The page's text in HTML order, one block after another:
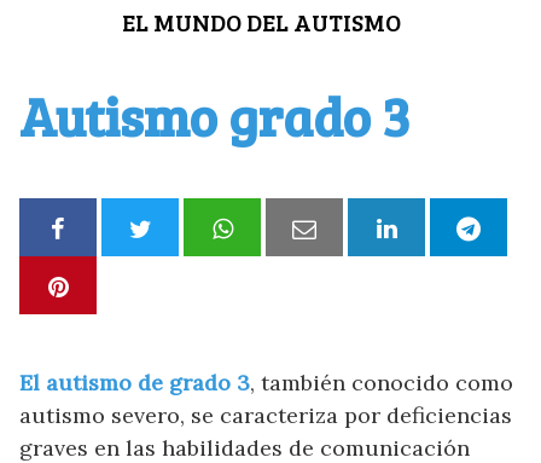
EL MUNDO DEL AUTISMO
Autismo grado 3
El autismo de grado 3, también conocido como
autismo severo, se caracteriza por deficiencias
graves en las habilidades de comunicación